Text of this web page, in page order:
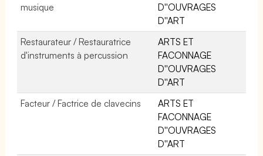
musique
D''OUVRAGES
D''ART
Restaurateur / Restauratrice
d'instruments à percussion
ARTS ET
FACONNAGE
D''OUVRAGES
D''ART
Facteur / Factrice de clavecins
ARTS ET
FACONNAGE
D''OUVRAGES
D''ART